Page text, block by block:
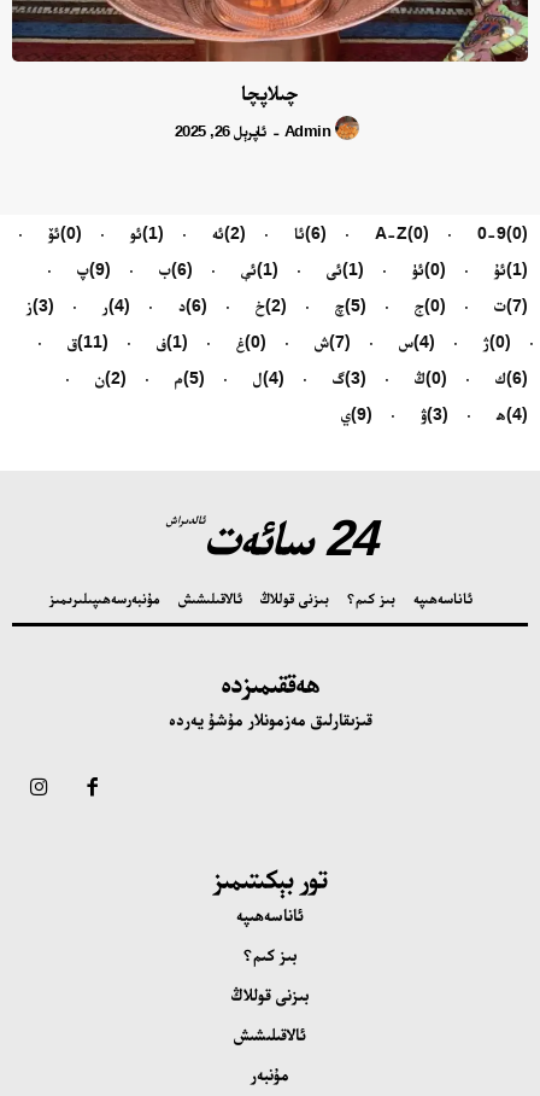
چىلاپچا
Admin
- ئاپرېل 26, 2025
0-9 (0)
A-Z (0) ئا (6) ئە (2) ئو (1) ئۆ
(0)
ئۇ
(1) ئۈ (0) ئى (1) ئې (1) ب (6) پ
(9)
ت
(7) ج (0) چ (5) خ (2) د (6) ر (4) ز
(3)
ژ
(0) س (4) ش (7) غ (0) ف (1) ق
(11)
ك
(6) ڭ (0) گ (3) ل (4) م (5) ن
(2)
ھ
(4) ۋ (3) ي (9)
24 سائەت ئالدىراش
ئاناسەھىپە بىز كىم؟ بىزنى قوللاڭ ئالاقىلىشىش مۇنبەرسەھىپىلىرىمىز
ھەققىمىزدە
قىزىقارلىق مەزمونلار مۇشۇ يەردە
تور بېكىتىمىز
ئاناسەھىپە
بىز كىم؟
بىزنى قوللاڭ
ئالاقىلىشىش
مۇنبەر